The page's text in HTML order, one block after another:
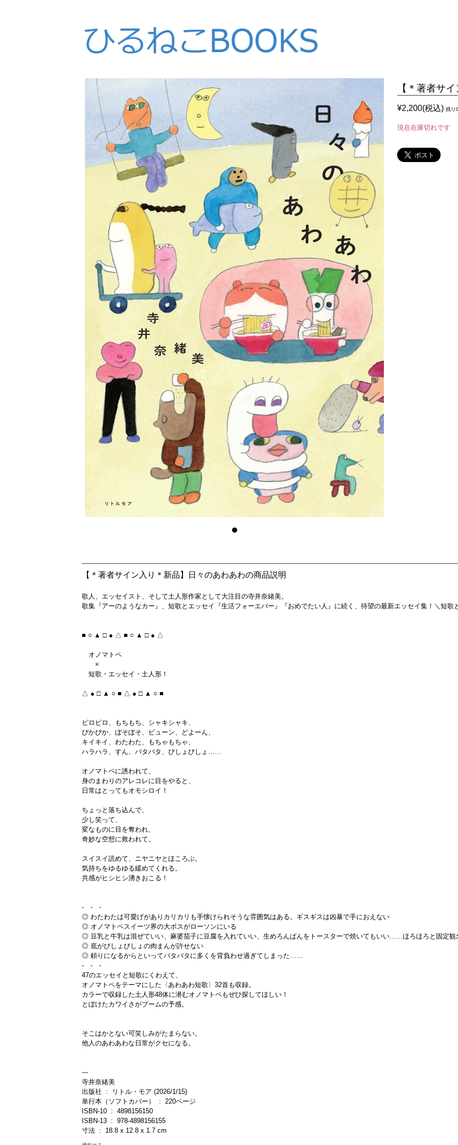
【＊著者サ
¥2,200(税込)残り
現在在庫切れです
【＊著者サイン入り＊新品】日々のあわあわの商品説明
歌人、エッセイスト、そして土人形作家として大注目の寺井奈緒美。
歌集『アーのようなカー』、短歌とエッセイ『生活フォーエバー』『おめでたい人』に続く、待望の最新エッセイ集！＼短歌
■ ○ ▲ □ ● △ ■ ○ ▲ □ ● △
オノマトペ
×
短歌・エッセイ・土人形！
△ ● □ ▲ ○ ■ △ ● □ ▲ ○ ■
ピロピロ、もちもち、シャキシャキ、
ぴかぴか、ぼそぼそ、ビューン、どよーん、
キイキイ、わたわた、もちゃもちゃ、
ハラハラ、すん、バタバタ、びしょびしょ……
オノマトペに誘われて、
身のまわりのアレコレに目をやると、
日常はとってもオモシロイ！
ちょっと落ち込んで、
少し笑って、
変なものに目を奪われ、
奇妙な空想に救われて。
スイスイ読めて、ニヤニヤとほころぶ。
気持ちをゆるゆる緩めてくれる。
共感がヒシヒシ湧きおこる！
- - -
◎ わたわたは可愛げがありカリカリも手懐けられそうな雰囲気はある。ギスギスは凶暴で手におえない
◎ オノマトペスイーツ界の大ボスがローソンにいる
◎ 豆乳と牛乳は混ぜていい、麻婆茄子に豆腐を入れていい、生めろんぱんをトースターで焼いてもいい……ほろほろと固定観
◎ 底がびしょびしょの肉まんが許せない
◎ 頼りになるからといってバタバタに多くを背負わせ過ぎてしまった……
- - -
47のエッセイと短歌にくわえて、
オノマトペをテーマにした〈あわあわ短歌〉32首も収録。
カラーで収録した土人形48体に潜むオノマトペもぜひ探してほしい！
とぼけたカワイさがブームの予感。
そこはかとない可笑しみがたまらない。
他人のあわあわな日常がクセになる。
---
寺井奈緒美
出版社 ‏ : ‎ リトル・モア (2026/1/15)
単行本（ソフトカバー） ‏ : ‎ 220ページ
ISBN-10 ‏ : ‎ 4898156150
ISBN-13 ‏ : ‎ 978-4898156155
寸法 ‏ : ‎ 18.8 x 12.8 x 1.7 cm